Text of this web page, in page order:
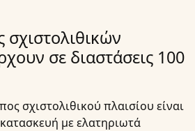
σχιστολιθικών
σε διαστάσεις 100
σχιστολιθικού πλαισίου είναι
με ελατηριωτά